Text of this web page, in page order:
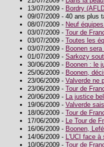
13/07/2009 - Bordry
09/07/2009 - 40 ans plus
08/07/2009 - Neuf
03/07/2009 - Tour de
03/07/2009 - Toutes les
03/07/2009 - Boonen sera
01/07/2009 - Sarkozy
30/06/2009 - Boonen : le
25/06/2009 - Boonen,
23/06/2009 - Valverde ne
23/06/2009 - Tour de
20/06/2009 - La justice
19/06/2009 - Valverde
18/06/2009 - Tour de
17/06/2009 - Le Tour de
16/06/2009 - Boonen,
14/06/2009 - L'UCI face à
10/06/2009 - Tour de